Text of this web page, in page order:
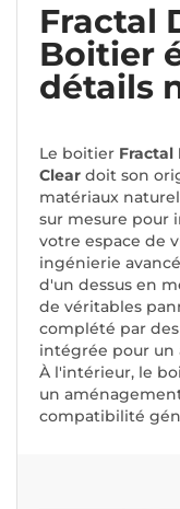
Fractal
Boitier
détails
Le boitier Fractal
Clear doit son
matériaux
sur mesure pour
votre espace de
ingénierie
d'un dessus en
de véritables
complété par
intégrée pour un
À l'intérieur, le
un
compatibilité